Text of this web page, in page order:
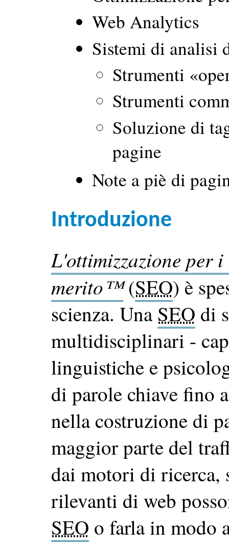
Web Analytics
Sistemi di analisi
Strumenti
Strumenti
Soluzione di
pagine
Note a piè di
Introduzione
L'ottimizzazione per
merito™(SEO) è
scienza. UnaSEO di
multidisciplinari -
linguistiche e
di parole chiave fino
nella costruzione di
maggior parte del
dai motori di ricerca,
rilevanti di web
SEO o farla in modo